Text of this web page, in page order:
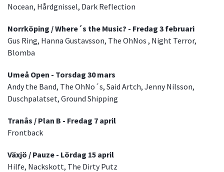
Nocean, Hårdgnissel, Dark Reflection
Norrköping / Where´s the Music? - Fredag 3 februari
Gus Ring, Hanna Gustavsson, The OhNos , Night Terror,
Blomba
Umeå Open - Torsdag 30 mars
Andy the Band, The OhNo´s, Said Artch, Jenny Nilsson,
Duschpalatset, Ground Shipping
Tranås / Plan B - Fredag 7 april
Frontback
Växjö / Pauze - Lördag 15 april
Hilfe, Nackskott, The Dirty Putz